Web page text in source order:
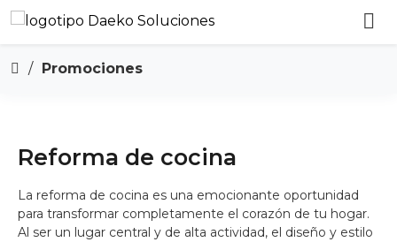
/ Promociones
Reforma de cocina
La reforma de cocina es una emocionante oportunidad
para transformar completamente el corazón de tu hogar.
Al ser un lugar central y de alta actividad, el diseño y estilo